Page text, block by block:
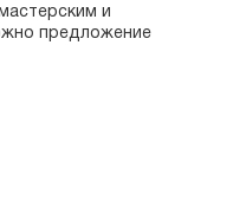
и
предложение